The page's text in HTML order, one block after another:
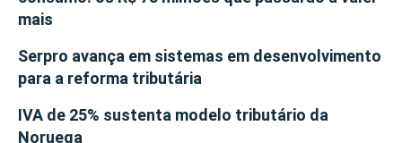
mais
Serpro avança em sistemas em desenvolvimento
para a reforma tributária
IVA de 25% sustenta modelo tributário da
Noruega